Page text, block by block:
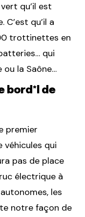
qu’il est
qu’il a
trottinettes en
qui
ou la Saône…
bord*l de
premier
véhicules qui
pas de place
électrique à
les
notre façon de